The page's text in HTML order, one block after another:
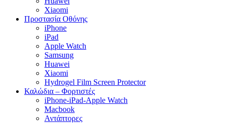
Xiaomi
Προστασία Οθόνης
iPhone
iPad
Apple Watch
Samsung
Huawei
Xiaomi
Hydrogel Film Screen Protector
Καλώδια – Φορτιστές
iPhone-iPad-Apple Watch
Macbook
Αντάπτορες